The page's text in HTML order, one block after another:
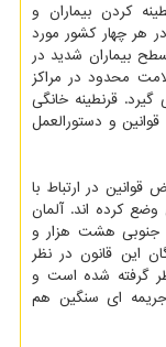
کردن بیماران و
هر چهار کشور مورد
بیماران شدید در
محدود در مراکز
قرنطینه خانگی
و دستورالعمل
در ارتباط با
وضع کرده اند. آلمان
و کره جنوبی هشت هزار و
این قانون در نظر
گرفته شده است و
جریمه ای سنگین هم